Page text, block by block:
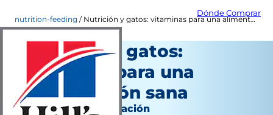
Dónde Comprar
nutrition-feeding Nutrición y gatos: vitaminas para una alimentación sana
Nutrición y gatos:
vitaminas para una
alimentación sana
Nutrición y alimentación